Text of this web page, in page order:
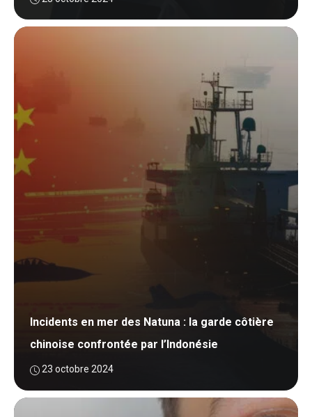
Incidents en mer des Natuna : la garde côtière
chinoise confrontée par l’Indonésie
23 octobre 2024